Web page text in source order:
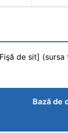
de sit] (sursa
Bază de